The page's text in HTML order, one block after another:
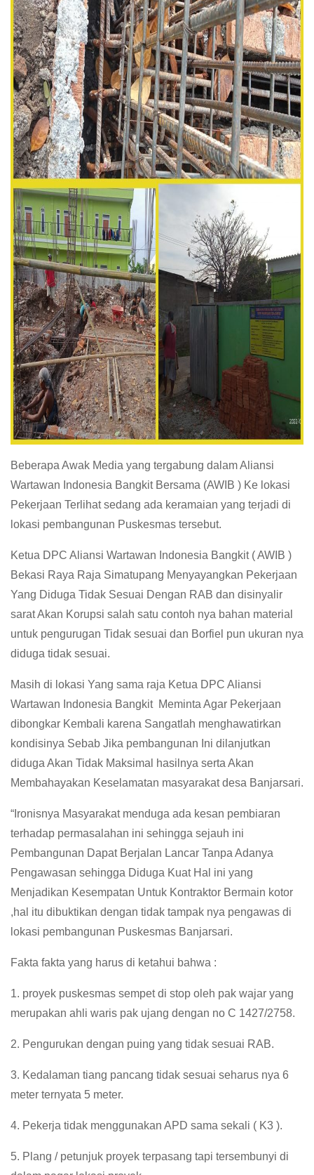
Beberapa Awak Media yang tergabung dalam Aliansi
Wartawan Indonesia Bangkit Bersama (AWIB ) Ke lokasi
Pekerjaan Terlihat sedang ada keramaian yang terjadi di
lokasi pembangunan Puskesmas tersebut.
Ketua DPC Aliansi Wartawan Indonesia Bangkit ( AWIB )
Bekasi Raya Raja Simatupang Menyayangkan Pekerjaan
Yang Diduga Tidak Sesuai Dengan RAB dan disinyalir
sarat Akan Korupsi salah satu contoh nya bahan material
untuk pengurugan Tidak sesuai dan Borfiel pun ukuran nya
diduga tidak sesuai.
Masih di lokasi Yang sama raja Ketua DPC Aliansi
Wartawan Indonesia Bangkit Meminta Agar Pekerjaan
dibongkar Kembali karena Sangatlah menghawatirkan
kondisinya Sebab Jika pembangunan Ini dilanjutkan
diduga Akan Tidak Maksimal hasilnya serta Akan
Membahayakan Keselamatan masyarakat desa Banjarsari.
“Ironisnya Masyarakat menduga ada kesan pembiaran
terhadap permasalahan ini sehingga sejauh ini
Pembangunan Dapat Berjalan Lancar Tanpa Adanya
Pengawasan sehingga Diduga Kuat Hal ini yang
Menjadikan Kesempatan Untuk Kontraktor Bermain kotor
,hal itu dibuktikan dengan tidak tampak nya pengawas di
lokasi pembangunan Puskesmas Banjarsari.
Fakta fakta yang harus di ketahui bahwa :
1. proyek puskesmas sempet di stop oleh pak wajar yang
merupakan ahli waris pak ujang dengan no C 1427/2758.
2. Pengurukan dengan puing yang tidak sesuai RAB.
3. Kedalaman tiang pancang tidak sesuai seharus nya 6
meter ternyata 5 meter.
4. Pekerja tidak menggunakan APD sama sekali ( K3 ).
5. Plang / petunjuk proyek terpasang tapi tersembunyi di